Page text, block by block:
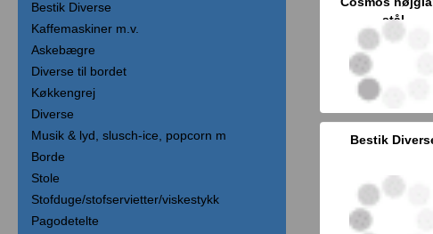
Bestik Diverse
Kaffemaskiner m.v.
Askebægre
Diverse til bordet
Køkkengrej
Diverse
Musik & lyd, slusch-ice, popcorn m
Borde
Stole
Stofduge/stofservietter/viskestykk
Pagodetelte
stål
Bestik